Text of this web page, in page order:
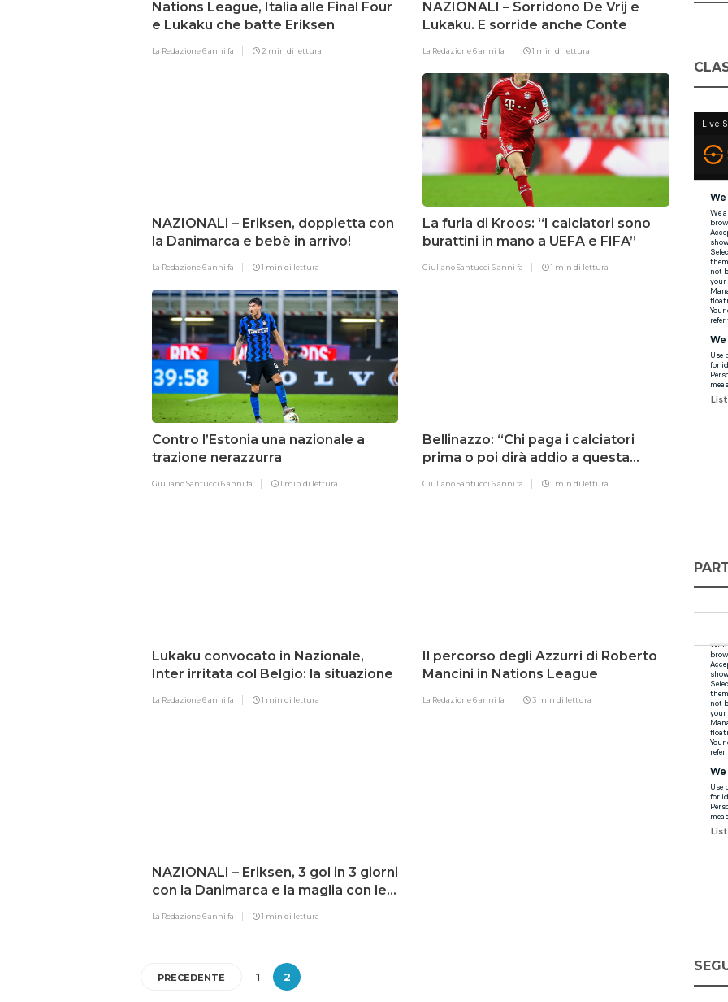
Nations League, Italia alle Final Four
e Lukaku che batte Eriksen
La Redazione6 anni fa 2 min di lettura
NAZIONALI – Sorridono De Vrij e
Lukaku. E sorride anche Conte
La Redazione6 anni fa 1 min di lettura
NAZIONALI – Eriksen, doppietta con
la Danimarca e bebè in arrivo!
La Redazione6 anni fa 1 min di lettura
La furia di Kroos: “I calciatori sono
burattini in mano a UEFA e FIFA”
Giuliano Santucci6 anni fa 1 min di lettura
Contro l’Estonia una nazionale a
trazione nerazzurra
Giuliano Santucci 6 anni fa 1 min di lettura
Bellinazzo: “Chi paga i calciatori
prima o poi dirà addio a questa
Giuliano Santucci6 anni fa 1 min di lettura
Lukaku convocato in Nazionale,
Inter irritata col Belgio: la situazione
La Redazione6 anni fa 1 min di lettura
Il percorso degli Azzurri di Roberto
Mancini in Nations League
La Redazione6 anni fa 3 min di lettura
NAZIONALI – Eriksen, 3 gol in 3 giorni
con la Danimarca e la maglia con le
100 presenze!
La Redazione6 anni fa 1 min di lettura
PRECEDENTE 1 2